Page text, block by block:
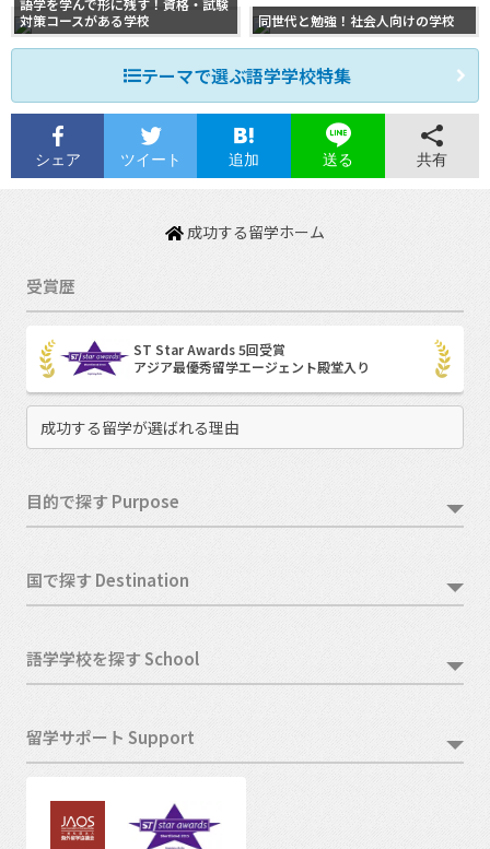
語学を学んで形に残す！資格・試験
対策コースがある学校
同世代と勉強！社会人向けの学校
テーマで選ぶ語学学校特集
シェア ツイート 追加 送る 共有
成功する留学ホーム
受賞歴
ST Star Awards 5回受賞
アジア最優秀留学エージェント殿堂入り
成功する留学が選ばれる理由
目的で探す Purpose
国で探す Destination
語学学校を探す School
留学サポート Support